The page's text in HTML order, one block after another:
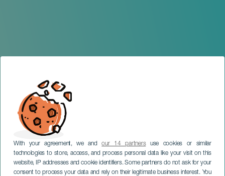
With your agreement, we andour 14 partnersuse cookies or similar
technologies to store, access, and process personal data like your visit on this
website, IP addresses and cookie identifiers. Some partners do not ask for your
consent to process your data and rely on their legitimate business interest. You